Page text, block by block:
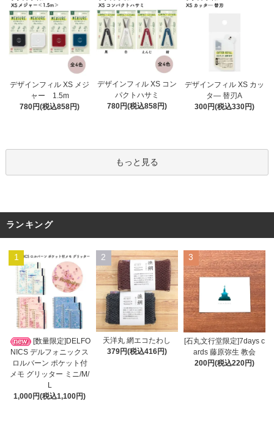
デザインフィル XS メジ
ャー 1.5m
780円(税込858円)
デザインフィル XS コン
パクトハサミ
780円(税込858円)
デザインフィル XS カッ
タ― 替刃A
300円(税込330円)
もっと見る
ランキング
1
[数量限定]DELFO
NICS デルフォニックス
ロルバーン ポケット付
メモ グリッター ミニ/M/
L
1,000円(税込1,100円)
2
天洋丸 網エコたわし
379円(税込416円)
3
[石丸文行堂限定]7days c
ards 藤原弥生 教会
200円(税込220円)